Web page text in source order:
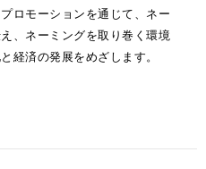
ロモーションを通じて、ネー
、ネーミングを取り巻く環境
経済の発展をめざします。